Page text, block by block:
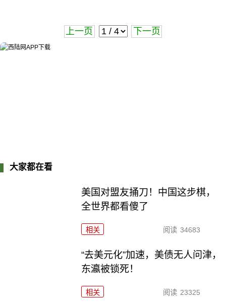
上一页 下一页
大家都在看
美国对盟友捅刀！中国这步棋，
全世界都看傻了
相关 阅读 34683
“去美元化”加速，美债无人问津，
东瀛被锁死！
相关 阅读 23325